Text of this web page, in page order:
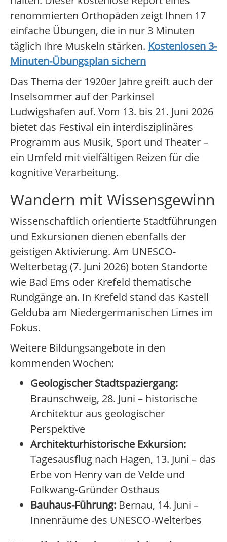
renommierten Orthopäden zeigt Ihnen 17
einfache Übungen, die in nur 3 Minuten
täglich Ihre Muskeln stärken. Kostenlosen 3-
Minuten-Übungsplan sichern
Das Thema der 1920er Jahre greift auch der
Inselsommer auf der Parkinsel
Ludwigshafen auf. Vom 13. bis 21. Juni 2026
bietet das Festival ein interdisziplinäres
Programm aus Musik, Sport und Theater –
ein Umfeld mit vielfältigen Reizen für die
kognitive Verarbeitung.
Wandern mit Wissensgewinn
Wissenschaftlich orientierte Stadtführungen
und Exkursionen dienen ebenfalls der
geistigen Aktivierung. Am UNESCO-
Welterbetag (7. Juni 2026) boten Standorte
wie Bad Ems oder Krefeld thematische
Rundgänge an. In Krefeld stand das Kastell
Gelduba am Niedergermanischen Limes im
Fokus.
Weitere Bildungsangebote in den
kommenden Wochen:
Geologischer Stadtspaziergang:
Braunschweig, 28. Juni – historische
Architektur aus geologischer
Perspektive
Architekturhistorische Exkursion:
Tagesausflug nach Hagen, 13. Juni – das
Erbe von Henry van de Velde und
Folkwang-Gründer Osthaus
Bauhaus-Führung: Bernau, 14. Juni –
Innenräume des UNESCO-Welterbes